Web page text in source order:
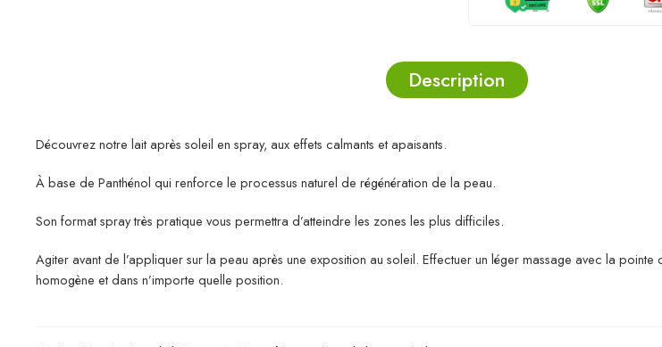
Description
Découvrez notre lait après soleil en spray, aux effets calmants et apaisants.
À base de Panthénol qui renforce le processus naturel de régénération de la peau.
Son format spray très pratique vous permettra d’atteindre les zones les plus difficiles.
Agiter avant de l’appliquer sur la peau après une exposition au soleil. Effectuer un léger massage avec la pointe
homogène et dans n’importe quelle position.